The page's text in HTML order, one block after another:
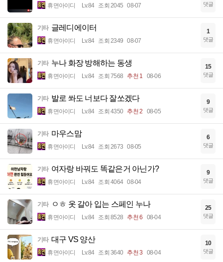
휴면아이디 Lv.84 조회 2045 08-07 댓글
기타 글레디에이터
휴면아이디 Lv.84 조회 2349 08-07
1
댓글
기타 누나 화장 방해하는 동생
휴면아이디 Lv.84 조회 7568 추천 1 08-06
15
댓글
기타 발로 쏴도 너보다 잘쏘겠다
휴면아이디 Lv.84 조회 4350 추천 2 08-05
9
댓글
기타 마우스맘
휴면아이디 Lv.84 조회 2673 08-05
6
댓글
기타 여자랑 바꿔도 똑같은거 아닌가?
휴면아이디 Lv.84 조회 4064 08-04
9
댓글
기타 ㅇㅎ 옷 갈아 입는 스페인 누나
휴면아이디 Lv.84 조회 8528 추천 6 08-04
25
댓글
기타 대구 VS 양산
휴면아이디 Lv.84 조회 3640 추천 3 08-04
10
댓글